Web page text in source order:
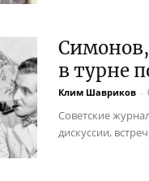
Симонов,
в турне
Клим Шавриков -
Советские
дискуссии,